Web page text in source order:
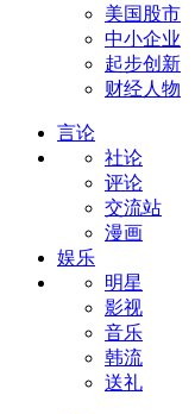
美国股市
中小企业
起步创新
财经人物
言论
社论
评论
交流站
漫画
娱乐
明星
影视
音乐
韩流
送礼